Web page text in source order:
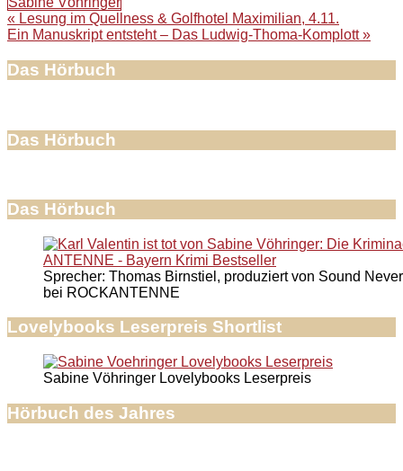
Beitragsnavigation
« Lesung im Quellness & Golfhotel Maximilian, 4.11.
Ein Manuskript entsteht – Das Ludwig-Thoma-Komplott »
Das Hörbuch
Das Hörbuch
Das Hörbuch
Sprecher: Thomas Birnstiel, produziert von Sound
bei ROCKANTENNE
Lovelybooks Leserpreis Shortlist
Sabine Vöhringer Lovelybooks Leserpreis
Hörbuch des Jahres